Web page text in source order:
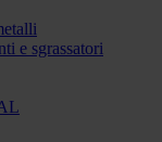
e sgrassatori